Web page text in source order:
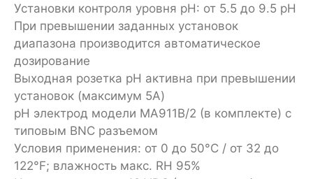
Установки контроля уровня pH: от 5.5 до 9.5 pH
При превышении заданных установок
диапазона производится автоматическое
дозирование
Выходная розетка pH активна при превышении
установок (максимум 5A)
pH электрод модели MA911B/2 (в комплекте) с
типовым BNC разъемом
Условия применения: от 0 до 50°C / от 32 до
122°F; влажность макс. RH 95%